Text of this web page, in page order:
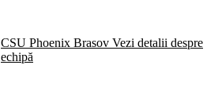
CSU Phoenix Brasov Vezi detalii despre
echipă